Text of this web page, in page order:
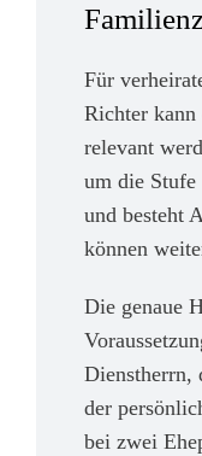
Für
Richter kann
relevant
um die
und besteht
können
Die genaue
Dienstherrn,
der
bei zwei